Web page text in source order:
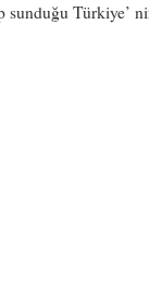
sunduğu Türkiye’